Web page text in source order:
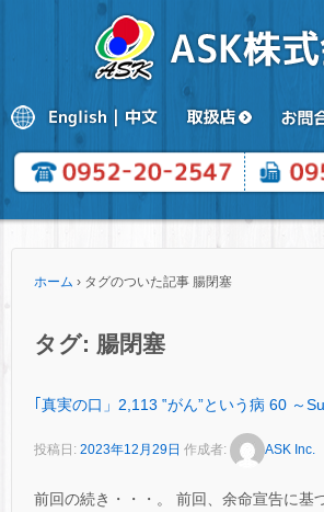
ホーム › タグのついた記事 腸閉塞
タグ: 腸閉塞
｢真実の口」2,113 ‟がん”という病 60 ～
投稿日: 2023年12月29日 作成者: ASK Inc.
前回の続き・・・。 前回、余命宣告に基